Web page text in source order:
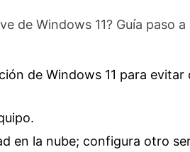
de Windows 11? Guía paso a
de Windows 11 para evitar
en la nube; configura otro